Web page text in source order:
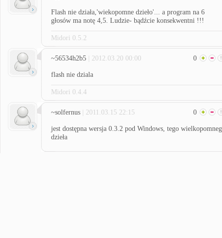
Flash nie działa,'wiekopomne dzieło'... a program na 6
głosów ma notę 4,5. Ludzie- bądźcie konsekwentni !!!
Midori 0.5.2
~56534h2b5 | 2012.03.20 00:00 0
flash nie dziala
Midori 0.4.4
~solfernus | 2011.03.15 22:15 0
jest dostępna wersja 0.3.2 pod Windows, tego
dzieła